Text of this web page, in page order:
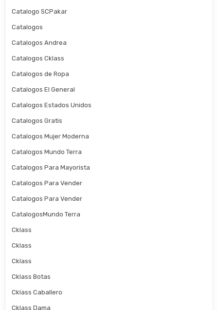
Catalogo SCPakar
Catalogos
Catalogos Andrea
Catalogos Cklass
Catalogos de Ropa
Catalogos El General
Catalogos Estados Unidos
Catalogos Gratis
Catalogos Mujer Moderna
Catalogos Mundo Terra
Catalogos Para Mayorista
Catalogos Para Vender
Catalogos Para Vender
CatalogosMundo Terra
Cklass
Cklass
Cklass
Cklass Botas
Cklass Caballero
Cklass Dama